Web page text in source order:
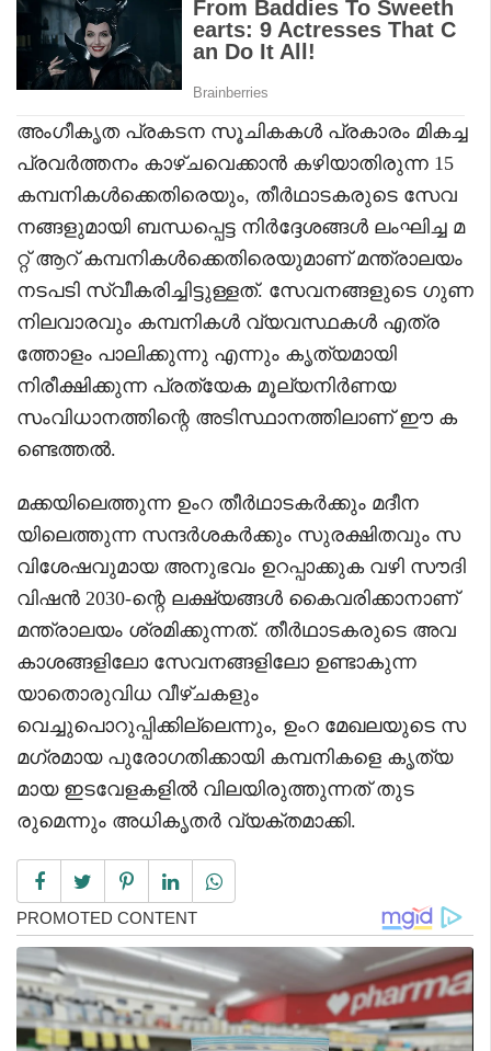
അംഗീകൃത പ്രകടന സൂചികകൾ പ്രകാരം മികച്ച
പ്രവർത്തനം കാഴ്ചവെക്കാൻ കഴിയാതിരുന്ന 15
കമ്പനികൾക്കെതിരെയും, തീർഥാടകരുടെ സേവ
നങ്ങളുമായി ബന്ധപ്പെട്ട നിർദ്ദേശങ്ങൾ ലംഘിച്ച മ
റ്റ് ആറ്​ കമ്പനികൾക്കെതിരെയുമാണ് മന്ത്രാലയം
നടപടി സ്വീകരിച്ചിട്ടുള്ളത്. സേവനങ്ങളുടെ ഗുണ
നിലവാരവും കമ്പനികൾ വ്യവസ്ഥകൾ എത്ര
ത്തോളം പാലിക്കുന്നു എന്നും കൃത്യമായി
നിരീക്ഷിക്കുന്ന പ്രത്യേക മൂല്യനിർണയ
സംവിധാനത്തിന്റെ അടിസ്ഥാനത്തിലാണ് ഈ ക
ണ്ടെത്തൽ.
മക്കയിലെത്തുന്ന ഉംറ തീർഥാടകർക്കും മദീന
യിലെത്തുന്ന സന്ദർശകർക്കും സുരക്ഷിതവും സ
വിശേഷവുമായ അനുഭവം ഉറപ്പാക്കുക വഴി സൗദി
വിഷൻ 2030-ന്റെ ലക്ഷ്യങ്ങൾ കൈവരിക്കാനാണ്
മന്ത്രാലയം ശ്രമിക്കുന്നത്. തീർഥാടകരുടെ അവ
കാശങ്ങളിലോ സേവനങ്ങളിലോ ഉണ്ടാകുന്ന
യാതൊരുവിധ വീഴ്ചകളും
വെച്ചുപൊറുപ്പിക്കില്ലെന്നും, ഉംറ മേഖലയുടെ സ
മഗ്രമായ പുരോഗതിക്കായി കമ്പനികളെ കൃത്യ
മായ ഇടവേളകളിൽ വിലയിരുത്തുന്നത് തുട
രുമെന്നും അധികൃതർ വ്യക്തമാക്കി.